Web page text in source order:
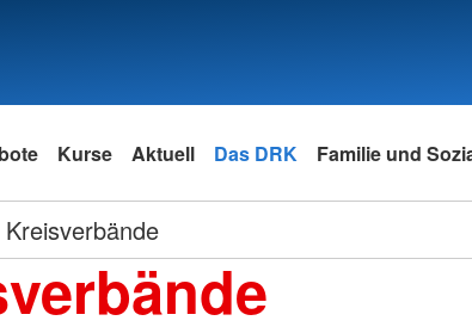
Kurse Aktuell Das DRK Familie und
Kreisverbände